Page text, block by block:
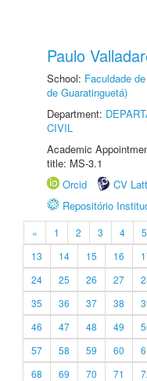
Paulo
School: Faculdade
de Guaratinguetá)
Department:
CIVIL
Academic
title: MS-3.1
Orcid
CV
Repositório
« 1 2 3 4 5
13
14 15 16
24
25 26 27
35
36 37 38
46
47 48 49
57
58 59 60
68
69 70 71